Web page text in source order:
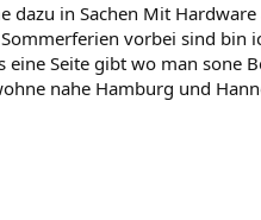
dazu in Sachen Mit
vorbei sind bin
Seite gibt wo man sone
nahe Hamburg und